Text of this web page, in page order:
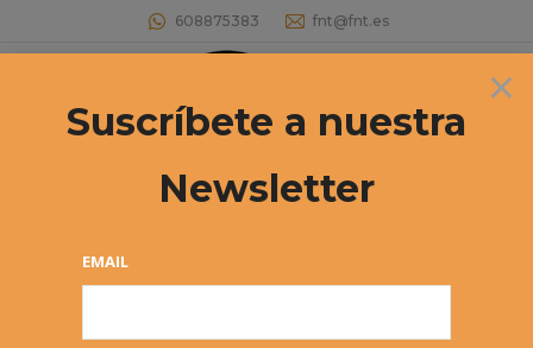
608875383 fnt@fnt.es
Buscar:
Master 30º Circuito Cadete “El Corte
×
Suscríbete a nuestra
Newsletter
EMAIL